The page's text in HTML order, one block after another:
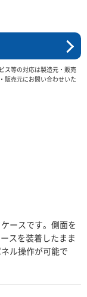
ス等の対応は製造元・販売
販売元にお問い合わせいた
ースです。側面を
スを装着したまま
ル操作が可能で